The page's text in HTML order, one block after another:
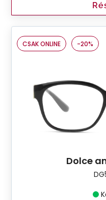
CSAK ONLINE -20%
Dolce